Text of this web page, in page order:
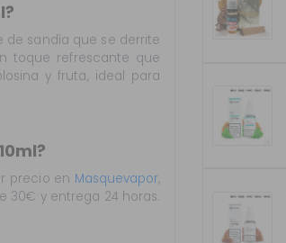
sandía que se derrite
toque refrescante que
y fruta, ideal para
precio en Masquevapor,
30€ y entrega 24 horas.